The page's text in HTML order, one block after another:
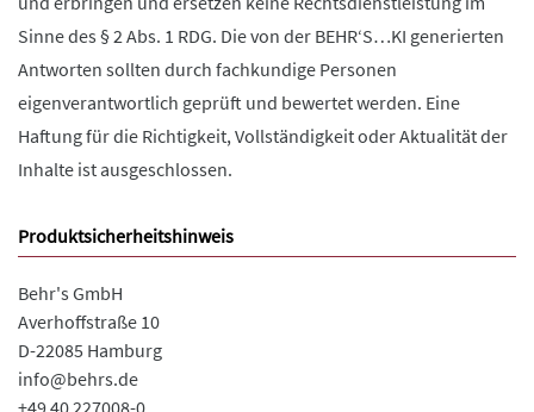
Sinne des § 2 Abs. 1 RDG. Die von der BEHR‘S…KI generierten
Antworten sollten durch fachkundige Personen
eigenverantwortlich geprüft und bewertet werden. Eine
Haftung für die Richtigkeit, Vollständigkeit oder Aktualität der
Inhalte ist ausgeschlossen.
Produktsicherheitshinweis
Behr's GmbH
Averhoffstraße 10
D-22085 Hamburg
info@behrs.de
+49 40 227008-0